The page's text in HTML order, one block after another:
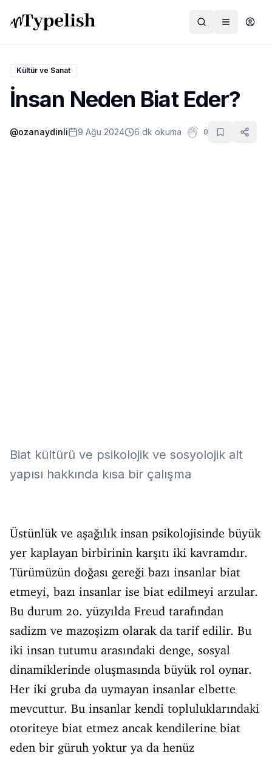
Dünya
Film ve Dizi
Kültür ve Sanat
İnsan Neden Biat Eder?
@ozanaydinli 9 Ağu 2024 6 dk okuma 0
Biat kültürü ve psikolojik ve sosyolojik alt
yapısı hakkında kısa bir çalışma
Üstünlük ve aşağılık insan psikolojisinde büyük
yer kaplayan birbirinin karşıtı iki kavramdır.
Türümüzün doğası gereği bazı insanlar biat
etmeyi, bazı insanlar ise biat edilmeyi arzular.
Bu durum 20. yüzyılda Freud tarafından
sadizm ve mazoşizm olarak da tarif edilir. Bu
iki insan tutumu arasındaki denge, sosyal
dinamiklerinde oluşmasında büyük rol oynar.
Her iki gruba da uymayan insanlar elbette
mevcuttur. Bu insanlar kendi topluluklarındaki
otoriteye biat etmez ancak kendilerine biat
eden bir güruh yoktur ya da henüz